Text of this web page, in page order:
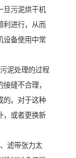
旦污泥烘干机
利进行，从而
设备使用中常
泥处理的过程
缝不合理，
的。对于这种
，或者更换新
滤带张力太